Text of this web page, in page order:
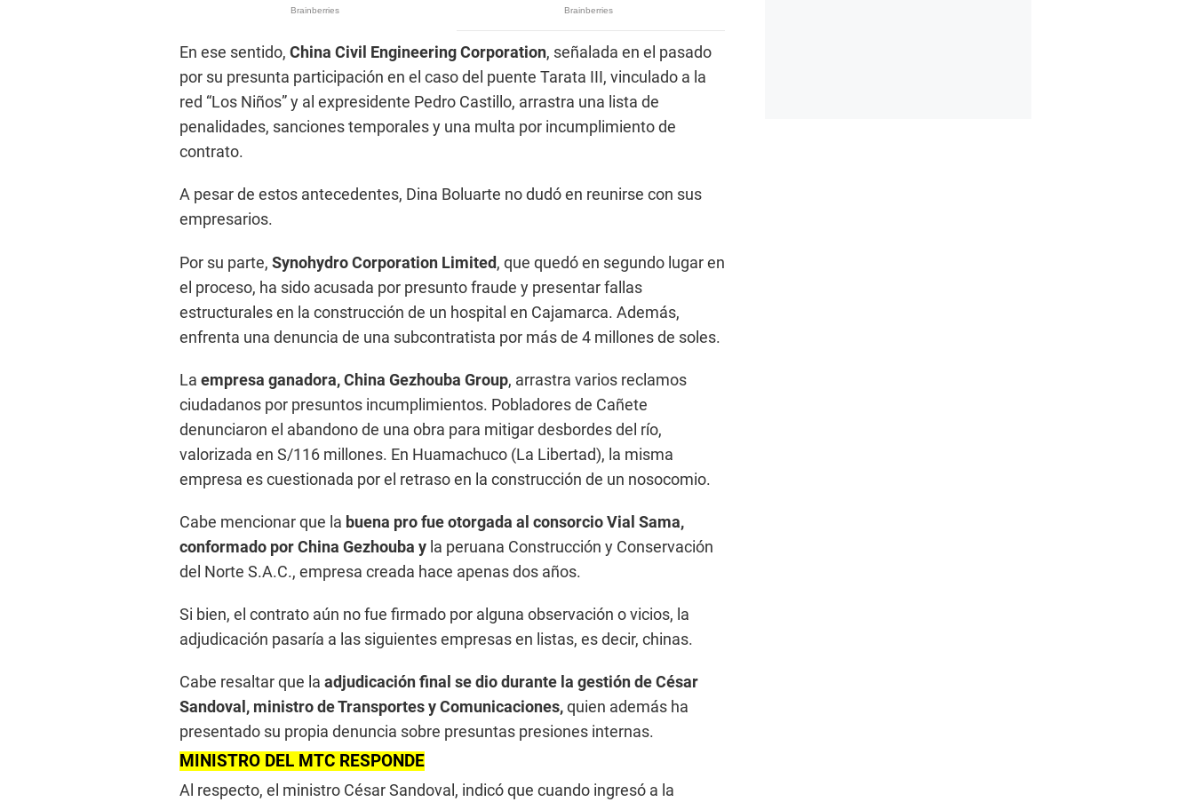
En ese sentido, China Civil Engineering Corporation, señalada en el pasado
por su presunta participación en el caso del puente Tarata III, vinculado a la
red “Los Niños” y al expresidente Pedro Castillo, arrastra una lista de
penalidades, sanciones temporales y una multa por incumplimiento de
contrato.
A pesar de estos antecedentes, Dina Boluarte no dudó en reunirse con sus
empresarios.
Por su parte, Synohydro Corporation Limited, que quedó en segundo lugar en
el proceso, ha sido acusada por presunto fraude y presentar fallas
estructurales en la construcción de un hospital en Cajamarca. Además,
enfrenta una denuncia de una subcontratista por más de 4 millones de soles.
La empresa ganadora, China Gezhouba Group, arrastra varios reclamos
ciudadanos por presuntos incumplimientos. Pobladores de Cañete
denunciaron el abandono de una obra para mitigar desbordes del río,
valorizada en S/116 millones. En Huamachuco (La Libertad), la misma
empresa es cuestionada por el retraso en la construcción de un nosocomio.
Cabe mencionar que la buena pro fue otorgada al consorcio Vial Sama,
conformado por China Gezhouba y la peruana Construcción y Conservación
del Norte S.A.C., empresa creada hace apenas dos años.
Si bien, el contrato aún no fue firmado por alguna observación o vicios, la
adjudicación pasaría a las siguientes empresas en listas, es decir, chinas.
Cabe resaltar que la adjudicación final se dio durante la gestión de César
Sandoval, ministro de Transportes y Comunicaciones,quien además ha
presentado su propia denuncia sobre presuntas presiones internas.
MINISTRO DEL MTC RESPONDE
Al respecto, el ministro César Sandoval, indicó que cuando ingresó a la